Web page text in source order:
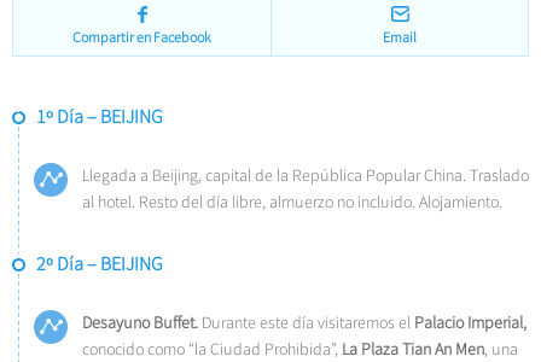
Compartir en Facebook Email
1º Día – BEIJING
Llegada a Beijing, capital de la República Popular China. Traslado
al hotel. Resto del día libre, almuerzo no incluido. Alojamiento.
2º Día – BEIJING
Desayuno Buffet. Durante este día visitaremos el Palacio Imperial,
conocido como “la Ciudad Prohibida”, La Plaza TianAn Men, una